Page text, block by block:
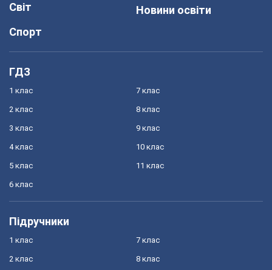
Світ
Спорт
Новини освіти
ГДЗ
1 клас
2 клас
3 клас
4 клас
5 клас
6 клас
7 клас
8 клас
9 клас
10 клас
11 клас
Підручники
1 клас
2 клас
7 клас
8 клас